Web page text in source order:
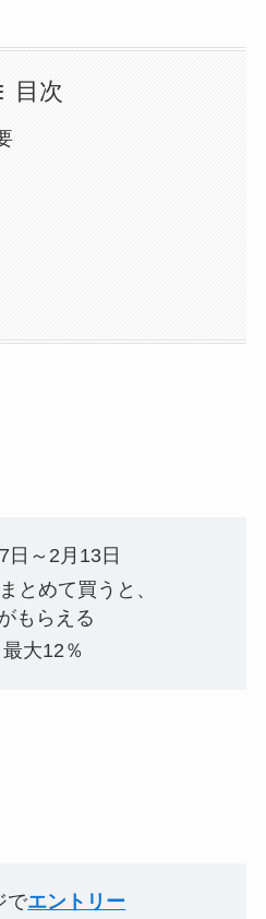
目次
日～2月13日
とめて買うと、
もらえる
大12％
でエントリー